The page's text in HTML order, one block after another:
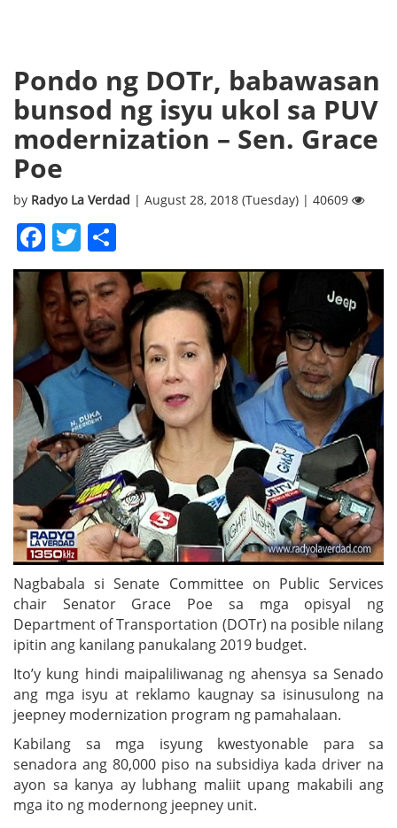
Pondo ng DOTr, babawasan
bunsod ng isyu ukol sa PUV
modernization – Sen. Grace
Poe
by Radyo La Verdad | August 28, 2018 (Tuesday) | 40609
Facebook
Twitter
Nagbabala si Senate Committee on Public Services
chair Senator Grace Poe sa mga opisyal ng
Department of Transportation (DOTr) na posible nilang
ipitin ang kanilang panukalang 2019 budget.
Ito’y kung hindi maipaliliwanag ng ahensya sa Senado
ang mga isyu at reklamo kaugnay sa isinusulong na
jeepney modernization program ng pamahalaan.
Kabilang sa mga isyung kwestyonable para sa
senadora ang 80,000 piso na subsidiya kada driver na
ayon sa kanya ay lubhang maliit upang makabili ang
mga ito ng modernong jeepney unit.